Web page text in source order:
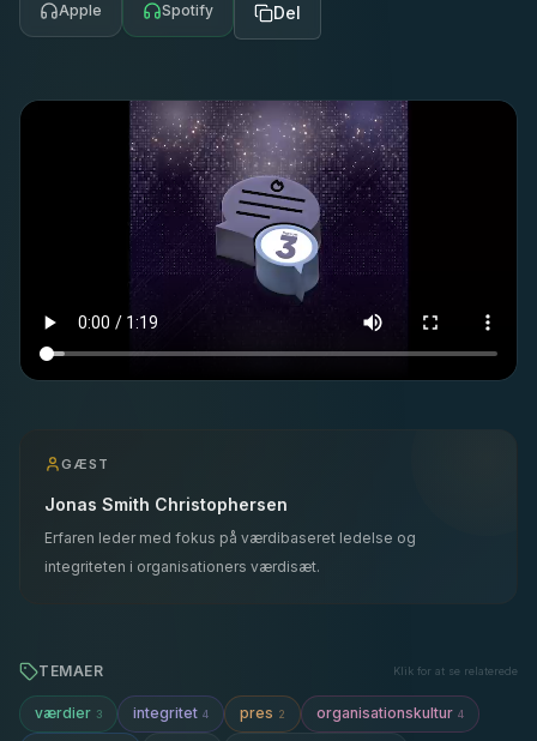
Apple Spotify Del
GÆST
Jonas Smith Christophersen
Erfaren leder med fokus på værdibaseret ledelse og
integriteten i organisationers værdisæt.
TEMAER Klik for at se relaterede
værdier 3 integritet 4 pres 2 organisationskultur 4